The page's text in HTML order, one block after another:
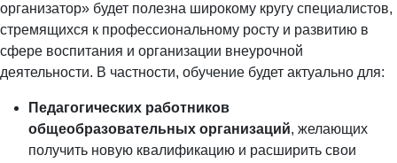
организатор» будет полезна широкому кругу специалистов,
стремящихся к профессиональному росту и развитию в
сфере воспитания и организации внеурочной
деятельности. В частности, обучение будет актуально для:
Педагогических работников
общеобразовательных организаций, желающих
получить новую квалификацию и расширить свои